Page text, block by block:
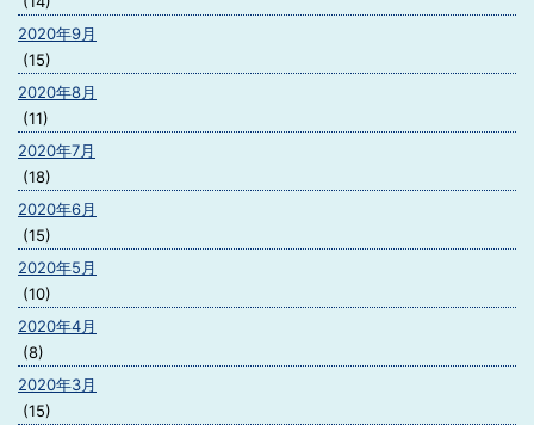
2020年9月
(15)
2020年8月
(11)
2020年7月
(18)
2020年6月
(15)
2020年5月
(10)
2020年4月
(8)
2020年3月
(15)